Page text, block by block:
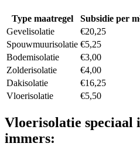
Type maatregel
Subsidie per
Gevelisolatie
€20,25
Spouwmuurisolatie €5,25
Bodemisolatie
€3,00
Zolderisolatie
€4,00
Dakisolatie
€16,25
Vloerisolatie
€5,50
Vloerisolatie speciaal
immers: